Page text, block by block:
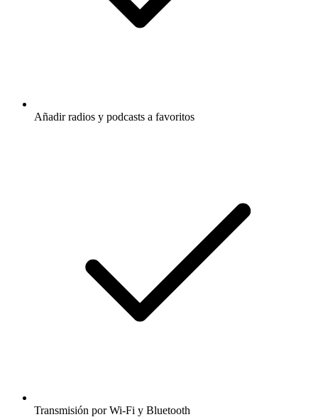
Añadir radios y podcasts a favoritos
Transmisión por Wi-Fi y Bluetooth